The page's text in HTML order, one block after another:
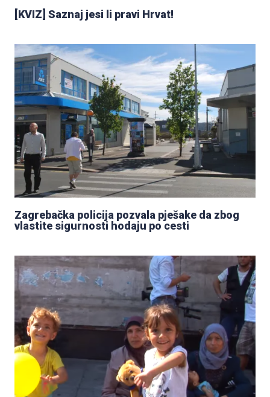
[KVIZ] Saznaj jesi li pravi Hrvat!
Zagrebačka policija pozvala pješake da zbog
vlastite sigurnosti hodaju po cesti